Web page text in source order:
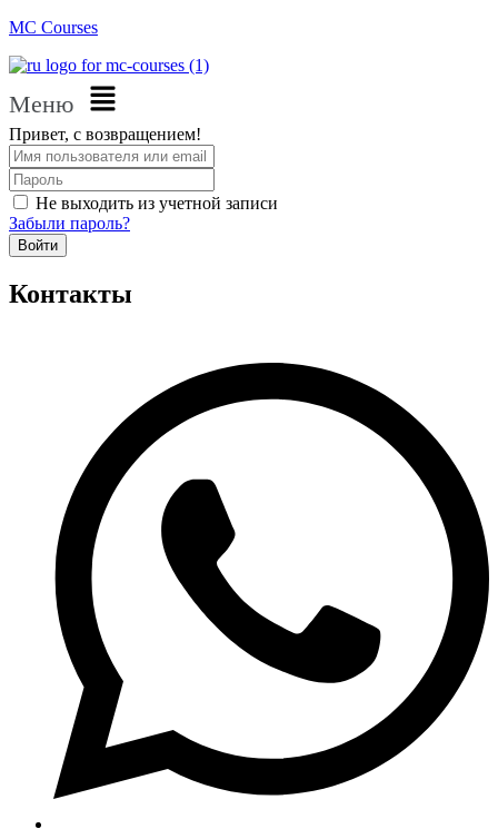
MC Courses
Меню
Привет, с возвращением!
Не выходить из учетной записи
Забыли пароль?
Войти
Контакты